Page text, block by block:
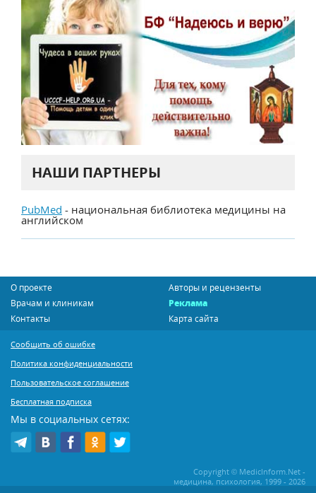
НАШИ ПАРТНЕРЫ
PubMed - национальная библиотека медицины на
английском
О проекте
Авторы и рецензенты
Врачам и клиникам
Реклама
Контакты
Карта сайта
Сообщить об ошибке
Политика конфиденциальности
Пользовательское соглашение
Бесплатная подписка
Мы в социальных сетях:
Copyright © MedicInform.Net -
медицина, психология, 1999 - 2026